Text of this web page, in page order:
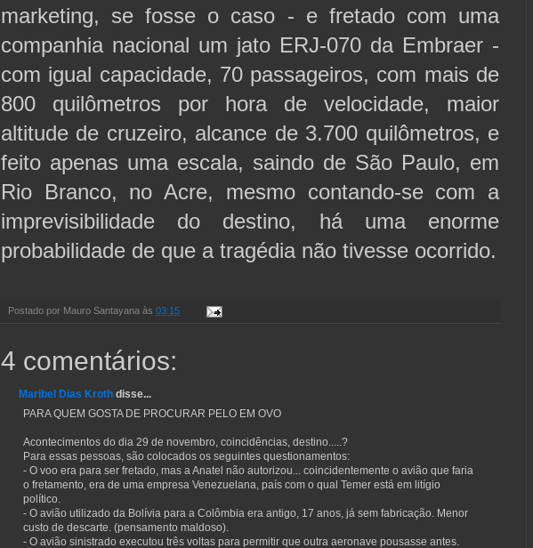
marketing, se fosse o caso - e fretado com uma
companhia nacional um jato ERJ-070 da Embraer -
com igual capacidade, 70 passageiros, com mais de
800 quilômetros por hora de velocidade, maior
altitude de cruzeiro, alcance de 3.700 quilômetros, e
feito apenas uma escala, saindo de São Paulo, em
Rio Branco, no Acre, mesmo contando-se com a
imprevisibilidade do destino, há uma enorme
probabilidade de que a tragédia não tivesse ocorrido.
Postado por Mauro Santayana às 03:15
4 comentários:
Maribel Dias Kroth disse...
PARA QUEM GOSTA DE PROCURAR PELO EM OVO
Acontecimentos do dia 29 de novembro, coincidências, destino.....?
Para essas pessoas, são colocados os seguintes questionamentos:
- O voo era para ser fretado, mas a Anatel não autorizou... coincidentemente o avião que faria
o fretamento, era de uma empresa Venezuelana, país com o qual Temer está em litígio
político.
- O avião utilizado da Bolívia para a Colômbia era antigo, 17 anos, já sem fabricação. Menor
custo de descarte. (pensamento maldoso).
- O avião sinistrado executou três voltas para permitir que outra aeronave pousasse antes.